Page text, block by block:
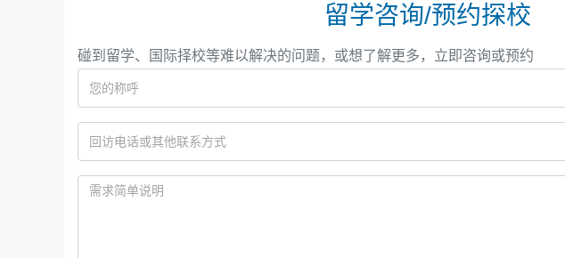
留学咨询/预约探校
碰到留学、国际择校等难以解决的问题，或想了解更多，立即咨询或预约